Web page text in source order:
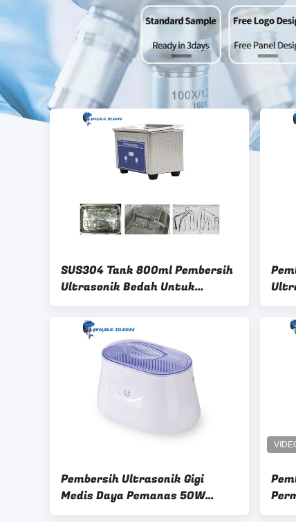
SUS304 Tank 800ml Pembersih
Ultrasonik Bedah Untuk
Instrumen Bedah Alat Gigi
Pembersih Ultrasonik Gigi
Medis Daya Pemanas 50W
2500ml Kontrol Digital